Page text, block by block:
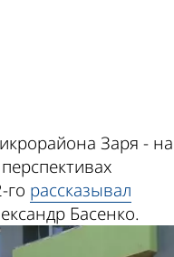
Заря - на
го рассказывал
Басенко.